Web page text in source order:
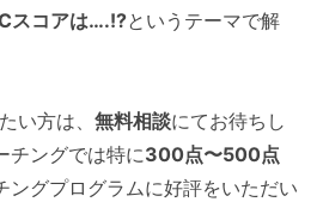
スコアは….!?というテーマで解
い方は、 無料相談にてお待ちし
チングでは特に300点〜500点
ングプログラムに好評をいただい